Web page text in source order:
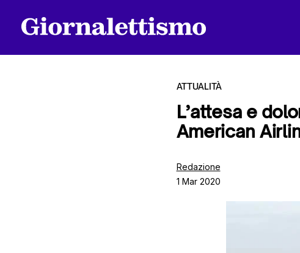
ATTUALITÀ
L’attesa e
American
Redazione
1 Mar 2020